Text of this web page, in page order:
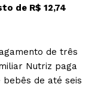
de R$ 12,74
de três
Nutriz paga
bebês de até seis